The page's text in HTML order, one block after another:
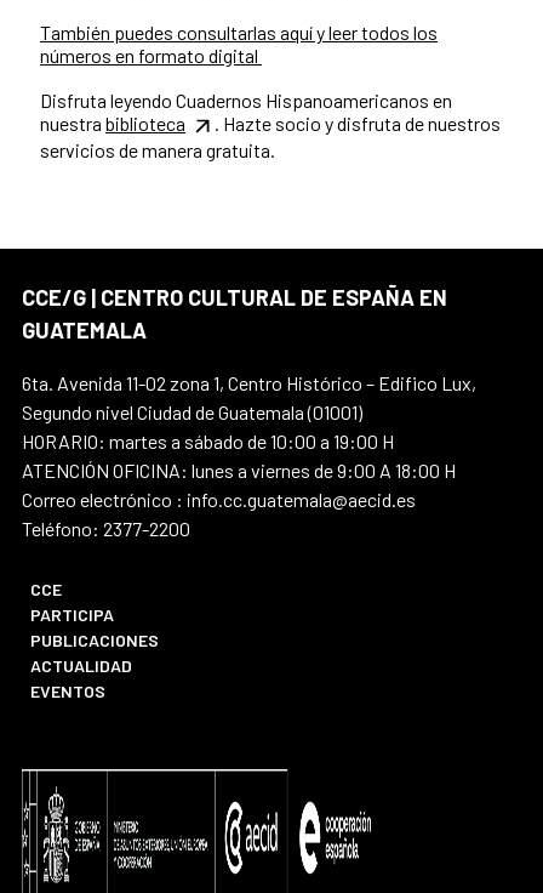
También puedes consultarlas aquí y leer todos los
números en formato digital
Disfruta leyendo Cuadernos Hispanoamericanos en
nuestra biblioteca
. Hazte socio y disfruta de nuestros
servicios de manera gratuita.
CCE/G | CENTRO CULTURAL DE ESPAÑA EN
GUATEMALA
6ta. Avenida 11-02 zona 1, Centro Histórico – Edifico Lux,
Segundo nivel Ciudad de Guatemala (01001)
HORARIO: martes a sábado de 10:00 a 19:00 H
ATENCIÓN OFICINA: lunes a viernes de 9:00 A 18:00 H
Correo electrónico : info.cc.guatemala@aecid.es
Teléfono: 2377-2200
CCE
PARTICIPA
PUBLICACIONES
ACTUALIDAD
EVENTOS